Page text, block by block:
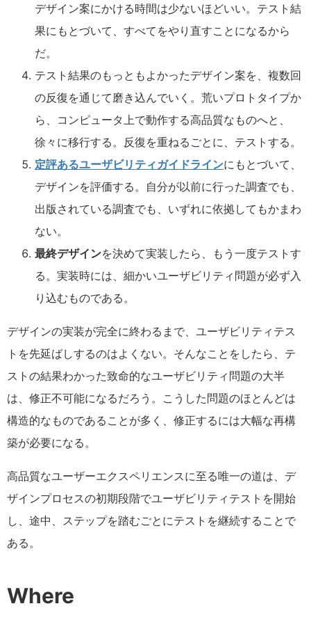
デザイン案にかける時間は少ないほどいい。テスト結
果にもとづいて、すべてをやり直すことになるから
だ。
テスト結果のもっともよかったデザイン案を、複数回
の反復を通じて磨き込んでいく。荒いプロトタイプか
ら、コンピュータ上で動作する高品質なものへと、
徐々に移行する。反復を重ねるごとに、テストする。
定評あるユーザビリティガイドラインにもとづいて、
デザインを評価する。自分が以前に行った調査でも、
出版されている調査でも、いずれに依拠してもかまわ
ない。
最終デザインを決めて実装したら、もう一度テストす
る。実装時には、細かいユーザビリティ問題が必ず入
り込むものである。
デザインの実装が完全に終わるまで、ユーザビリティテス
トを先延ばしするのはよくない。そんなことをしたら、テ
ストの結果わかった致命的なユーザビリティ問題の大半
は、修正不可能になるだろう。こうした問題のほとんどは
構造的なものであることが多く、修正するには大幅な再構
築が必要になる。
高品質なユーザーエクスペリエンスに至る唯一の道は、デ
ザインプロセスの初期段階でユーザビリティテストを開始
し、途中、ステップを踏むごとにテストを継続することで
ある。
Where